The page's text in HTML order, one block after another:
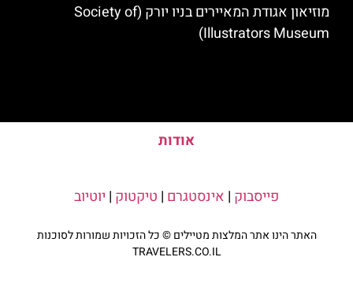
מוזיאון אגודת המאיירים בניו יורק (Society of
Illustrators Museum)
אודות
פייסבוק | אינסטגרם | טיקטוק | יוטיוב
האתר הינו אתר המלצות מטיילים © כל הזכויות שמורות לסוכנות
TRAVELERS.CO.IL